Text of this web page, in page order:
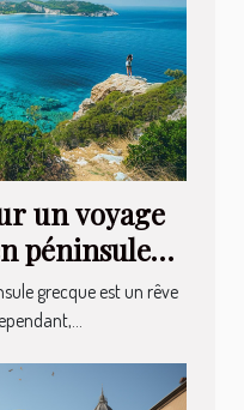
un voyage
péninsule
grecque est un rêve